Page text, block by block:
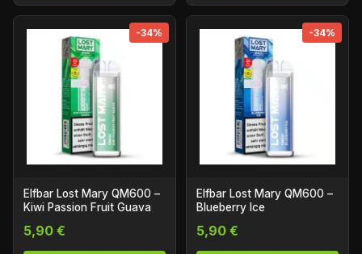
-34%
Elfbar Lost Mary QM600 –
Kiwi Passion Fruit Guava
5,90 €
-34%
Elfbar Lost Mary QM600 –
Blueberry Ice
5,90 €